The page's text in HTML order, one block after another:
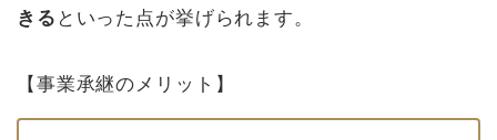
きる といった点が挙げられます。
【事業承継のメリット】